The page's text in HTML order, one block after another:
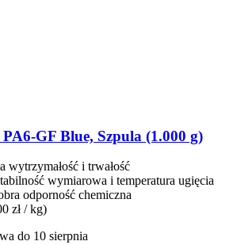
PA6-​GF Blue, Szpula (1.000 g)
wytrzymałość i trwałość
wymiarowa i temperatura ugięcia
odporność chemiczna
zł / kg)
do 10 sierpnia